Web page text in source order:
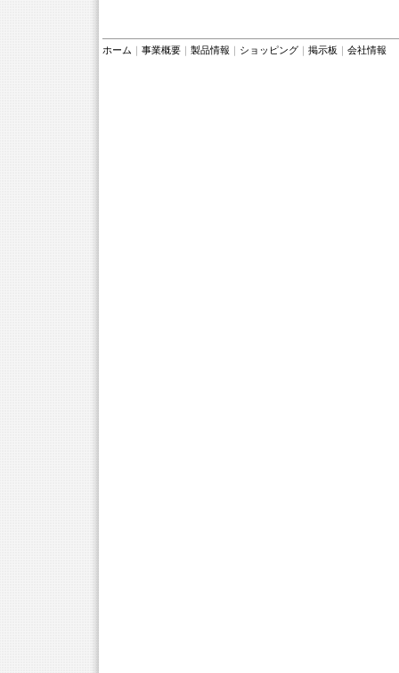
ホーム 事業概要 製品情報 ショッピング 掲示板 会社情報